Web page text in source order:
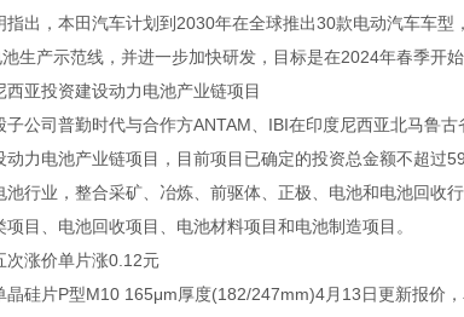
出，本田汽车计划到2030年在全球推出30款电动汽车车型
生产示范线，并进一步加快研发，目标是在2024年春季开始
亚投资建设动力电池产业链项目
司普勤时代与合作方ANTAM、IBI在印度尼西亚北马鲁古
动力电池产业链项目，目前项目已确定的投资总金额不超过
行业，整合采矿、冶炼、前驱体、正极、电池和电池回收
目、电池回收项目、电池材料项目和电池制造项目。
涨价单片涨0.12元
片P型M10 165μm厚度(182/247mm)4月13日更新报价